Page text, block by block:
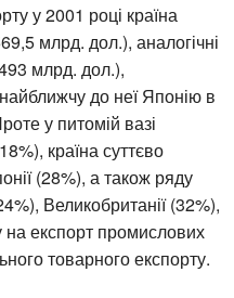
у 2001 році країна
млрд. дол.), аналогічні
млрд. дол.),
до неї Японію в
у питомій вазі
країна суттєво
(28%), а також ряду
Великобританії (32%),
експорт промислових
товарного експорту.